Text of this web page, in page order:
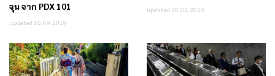
จุน จาก PDX 101
updated 16.09.2019
updated 20.04.2020